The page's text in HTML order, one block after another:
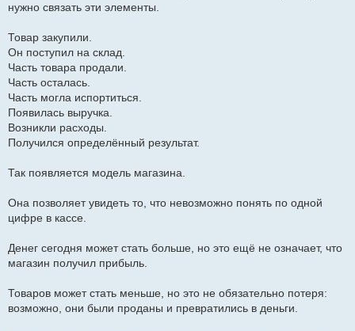
нужно связать эти элементы.
Товар закупили.
Он поступил на склад.
Часть товара продали.
Часть осталась.
Часть могла испортиться.
Появилась выручка.
Возникли расходы.
Получился определённый результат.
Так появляется модель магазина.
Она позволяет увидеть то, что невозможно понять по одной
цифре в кассе.
Денег сегодня может стать больше, но это ещё не означает, что
магазин получил прибыль.
Товаров может стать меньше, но это не обязательно потеря:
возможно, они были проданы и превратились в деньги.